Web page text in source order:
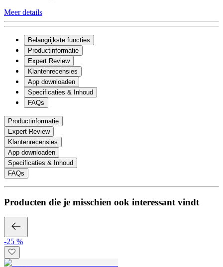
Meer details
Belangrijkste functies
Productinformatie
Expert Review
Klantenrecensies
App downloaden
Specificaties & Inhoud
FAQs
Productinformatie
Expert Review
Klantenrecensies
App downloaden
Specificaties & Inhoud
FAQs
Producten die je misschien ook interessant vindt
-25 %